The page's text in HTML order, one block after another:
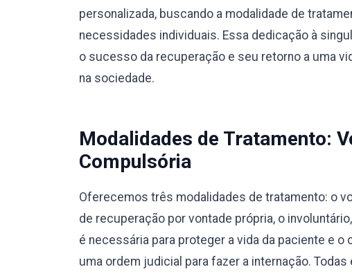
personalizada, buscando a modalidade de
necessidades individuais. Essa dedicação à
o sucesso da recuperação e seu retorno a uma
na sociedade.
Modalidades de Tratamento:
Compulsória
Oferecemos três modalidades de tratamento: o
de recuperação por vontade própria, o
é necessária para proteger a vida da paciente e
uma ordem judicial para fazer a internação.